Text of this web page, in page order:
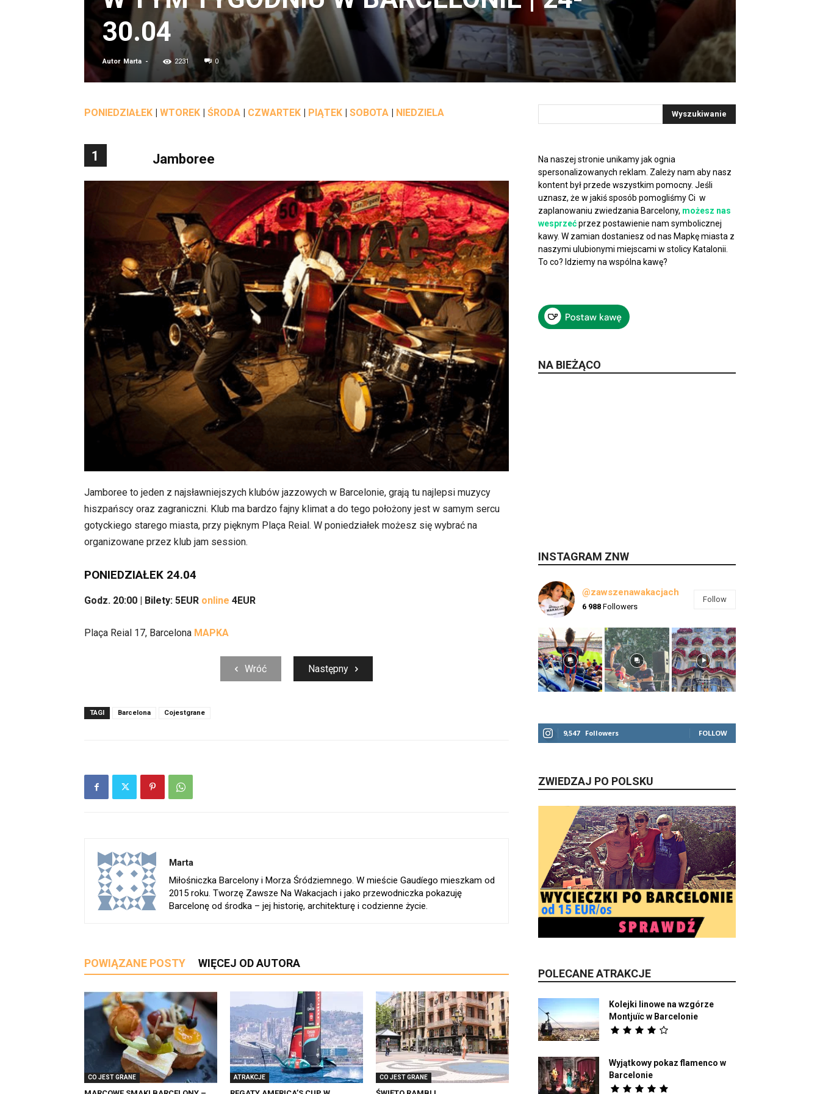
30.04
Autor Marta - 2231 0
PONIEDZIAŁEK | WTOREK | ŚRODA | CZWARTEK | PIĄTEK | SOBOTA | NIEDZIELA
1 Jamboree
Jamboree to jeden z najsławniejszych klubów jazzowych w Barcelonie, grają tu najlepsi muzycy
hiszpańscy oraz zagraniczni. Klub ma bardzo fajny klimat a do tego położony jest w samym sercu
gotyckiego starego miasta, przy pięknym Plaça Reial. W poniedziałek możesz się wybrać na
organizowane przez klub jam session.
PONIEDZIAŁEK 24.04
Godz. 20:00 | Bilety: 5EUR online 4EUR
Plaça Reial 17, Barcelona MAPKA
Wróć Następny
TAGI Barcelona Cojestgrane
Marta
Miłośniczka Barcelony i Morza Śródziemnego. W mieście Gaudíego mieszkam od
2015 roku. Tworzę Zawsze Na Wakacjach i jako przewodniczka pokazuję
Barcelonę od środka – jej historię, architekturę i codzienne życie.
POWIĄZANE POSTY WIĘCEJ OD AUTORA
CO JEST GRANE ATRAKCJE CO JEST GRANE
Na naszej stronie unikamy jak ognia
spersonalizowanych reklam. Zależy nam aby nasz
kontent był przede wszystkim pomocny. Jeśli
uznasz, że w jakiś sposób pomogliśmy Ci w
zaplanowaniu zwiedzania Barcelony, możesz nas
wesprzećprzez postawienie nam symbolicznej
kawy. W zamian dostaniesz od nas Mapkę miasta z
naszymi ulubionymi miejscami w stolicy Katalonii.
To co? Idziemy na wspólna kawę?
NA BIEŻĄCO
INSTAGRAM ZNW
@zawszenawakacjach
6 988 Followers
Follow
9,547 Followers FOLLOW
ZWIEDZAJ PO POLSKU
POLECANE ATRAKCJE
Kolejki linowe na wzgórze
Montjuïc w Barcelonie
Wyjątkowy pokaz flamenco w
Barcelonie